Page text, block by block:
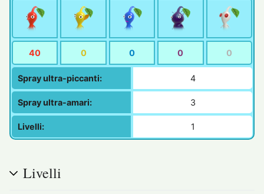
40 0 0 0 0
Spray ultra-piccanti: 4
Spray ultra-amari: 3
Livelli: 1
Livelli